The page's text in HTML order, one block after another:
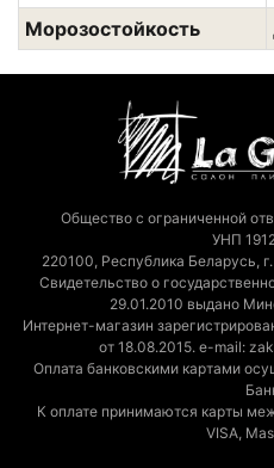
Морозостойкость
Общество с ограниченной
УНП
220100, Республика Беларусь,
Свидетельство о
29.01.2010 выдано
Интернет-магазин
от 18.08.2015. e-mail:
Оплата банковскими картами
К оплате принимаются карты
VISA,